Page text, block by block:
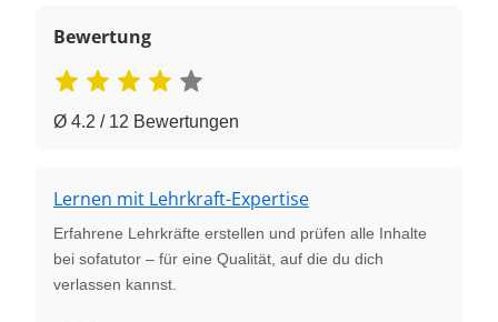
Bewertung
Ø 4.2 / 12 Bewertungen
Lernen mit Lehrkraft-Expertise
Erfahrene Lehrkräfte erstellen und prüfen alle Inhalte
bei sofatutor – für eine Qualität, auf die du dich
verlassen kannst.